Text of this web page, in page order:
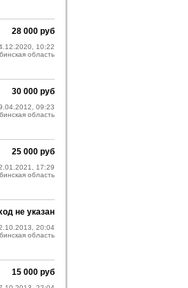
28 000 руб
10:22
область
30 000 руб
09:23
область
25 000 руб
17:29
область
не указан
20:04
область
15 000 руб